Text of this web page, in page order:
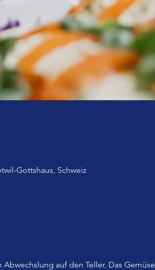
Gottshaus, Schweiz
auf den Teller. Das Gemüse